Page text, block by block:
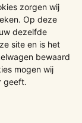
zorgen wij
Op deze
dezelfde
site en is het
bewaard
mogen wij
geeft.